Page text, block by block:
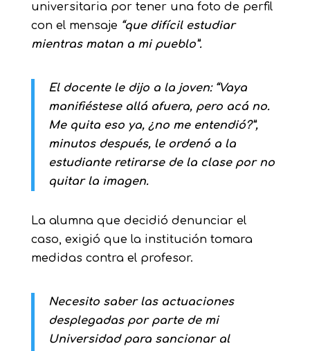
universitaria por tener una foto de perfil
con el mensaje “que difícil estudiar
mientras matan a mi pueblo”.
El docente le dijo a la joven: “Vaya
manifiéstese allá afuera, pero acá no.
Me quita eso ya, ¿no me entendió?”,
minutos después, le ordenó a la
estudiante retirarse de la clase por no
quitar la imagen.
La alumna que decidió denunciar el
caso, exigió que la institución tomara
medidas contra el profesor.
Necesito saber las actuaciones
desplegadas por parte de mi
Universidad para sancionar al